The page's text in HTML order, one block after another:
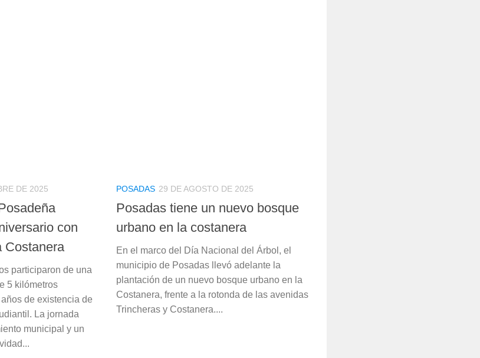
DE 2025
con
Costanera
participaron de una
5 kilómetros
de existencia de
La jornada
municipal y un
POSADAS 29 DE AGOSTO DE 2025
Posadas tiene un nuevo bosque
urbano en la costanera
En el marco del Día Nacional del Árbol, el
municipio de Posadas llevó adelante la
plantación de un nuevo bosque urbano en la
Costanera, frente a la rotonda de las avenidas
Trincheras y Costanera....